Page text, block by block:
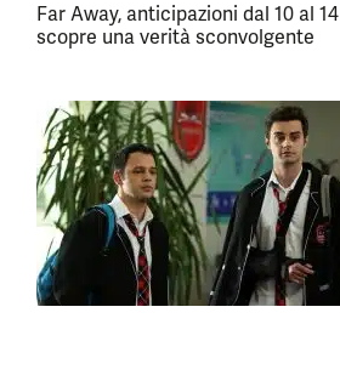
Far Away, anticipazioni dal 10 al
scopre una verità sconvolgente